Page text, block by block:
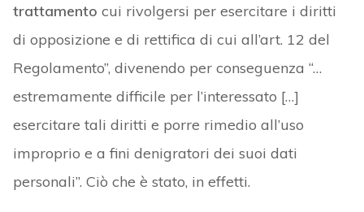
trattamento cui rivolgersi per esercitare i diritti
di opposizione e di rettifica di cui all’art. 12 del
Regolamento”, divenendo per conseguenza “…
estremamente difficile per l’interessato […]
esercitare tali diritti e porre rimedio all’uso
improprio e a fini denigratori dei suoi dati
personali”. Ciò che è stato, in effetti.